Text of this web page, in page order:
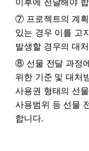
⑦ 프로젝트의 계
있는 경우 이를 고
발생할 경우의 대
⑧ 선물 전달 과정
위한 기준 및 대처
사용권 형태의 선
사용범위 등 선물
합니다.